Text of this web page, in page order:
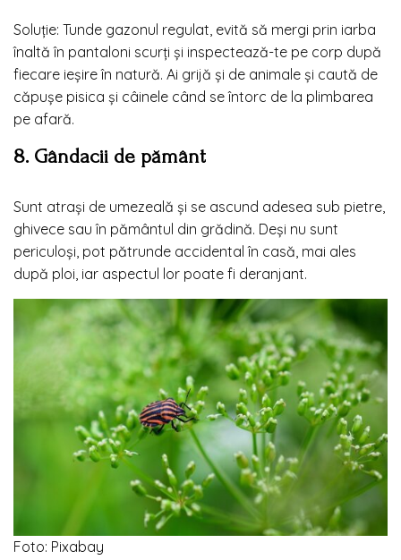
Soluție: Tunde gazonul regulat, evită să mergi prin iarba
înaltă în pantaloni scurți și inspectează-te pe corp după
fiecare ieșire în natură. Ai grijă și de animale și caută de
căpușe pisica și câinele când se întorc de la plimbarea
pe afară.
8. Gândacii de pământ
Sunt atrași de umezeală și se ascund adesea sub pietre,
ghivece sau în pământul din grădină. Deși nu sunt
periculoși, pot pătrunde accidental în casă, mai ales
după ploi, iar aspectul lor poate fi deranjant.
Foto: Pixabay